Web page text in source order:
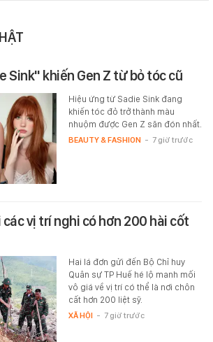
Sink" khiến Gen Z từ bỏ tóc cũ
Hiệu ứng từ Sadie Sink đang
khiến tóc đỏ trở thành màu
nhuộm được Gen Z săn đón nhất.
BEAUTY & FASHION - 7 giờ trước
các vị trí nghi có hơn 200 hài cốt
Hai lá đơn gửi đến Bộ Chỉ huy
Quân sự TP Huế hé lộ manh mối
vô giá về vị trí có thể là nơi chôn
cất hơn 200 liệt sỹ.
XÃ HỘI - 7 giờ trước